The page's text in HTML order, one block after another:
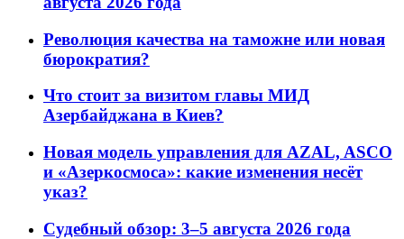
Революция качества на таможне или новая
бюрократия?
Что стоит за визитом главы МИД
Азербайджана в Киев?
Новая модель управления для AZAL, ASCO
и «Азеркосмоса»: какие изменения несёт
указ?
Судебный обзор: 3–5 августа 2026 года